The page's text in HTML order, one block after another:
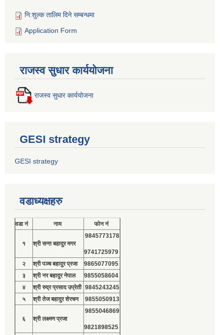
नि:शुल्क तालिम दिने सम्बन्धमा
Application Form
राजस्व सुधार कार्ययोजना
राजस्व सुधार कार्ययोजना
GESI strategy
GESI strategy
वडाध्यक्षहरु
वडा नं नाम फोन नं
१ श्री सन्त बहादुर मगर
9845773178
9741725979
२
श्री पञ्च बहादुर प्रजा
9865077095
३
श्री नर बहादुर नेपाल
9855058604
४
श्री रुद्र प्रसाद उप्रेती 9845243245
५
श्री तेज बहादुर शेरचन 9855050913
६ श्री लक्ष्मण प्रजा
9855046869
9821898525